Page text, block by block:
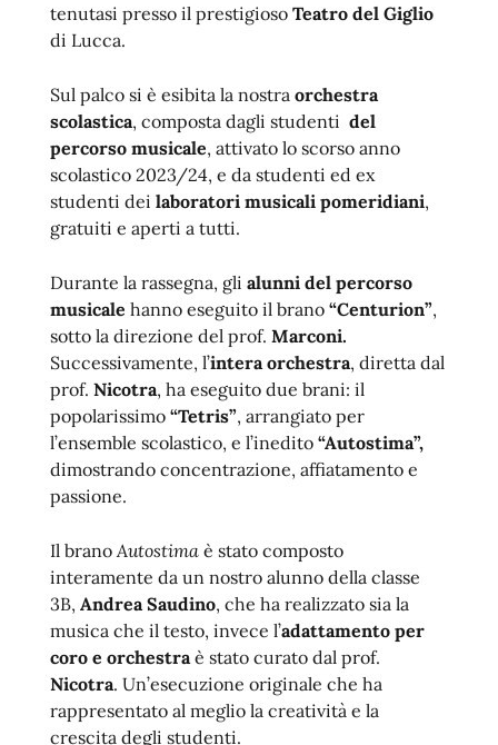
tenutasi presso il prestigioso Teatro del Giglio
di Lucca.
Sul palco si è esibita la nostra orchestra
scolastica, composta dagli studenti del
percorso musicale, attivato lo scorso anno
scolastico 2023/24, e da studenti ed ex
studenti dei laboratori musicali pomeridiani,
gratuiti e aperti a tutti.
Durante la rassegna, gli alunni del percorso
musicale hanno eseguito il brano “Centurion”,
sotto la direzione del prof. Marconi.
Successivamente, l’intera orchestra, diretta dal
prof. Nicotra, ha eseguito due brani: il
popolarissimo “Tetris”, arrangiato per
l’ensemble scolastico, e l’inedito “Autostima”,
dimostrando concentrazione, affiatamento e
passione.
Il branoAutostima è stato composto
interamente da un nostro alunno della classe
3B, Andrea Saudino, che ha realizzato sia la
musica che il testo, invece l’adattamento per
coro e orchestraè stato curato dal prof.
Nicotra. Un’esecuzione originale che ha
rappresentato al meglio la creatività e la
crescita degli studenti.